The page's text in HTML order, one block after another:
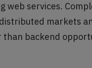
services.
markets
backend